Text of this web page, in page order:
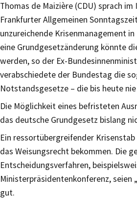
Thomas de Maizière (CDU) sprach
Frankfurter Allgemeinen
unzureichende Krisenmanagement
eine Grundgesetzänderung könnte
werden, so der Ex-
verabschiedete der Bundestag die
Notstandsgesetze – die bis heute
Die Möglichkeit eines befristeten
das deutsche Grundgesetz bislang
Ein ressortübergreifender
das Weisungsrecht bekommen. Die
Entscheidungsverfahren,
Ministerpräsidentenkonferenz, seien
gut.